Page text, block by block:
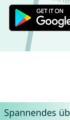
Spannendes